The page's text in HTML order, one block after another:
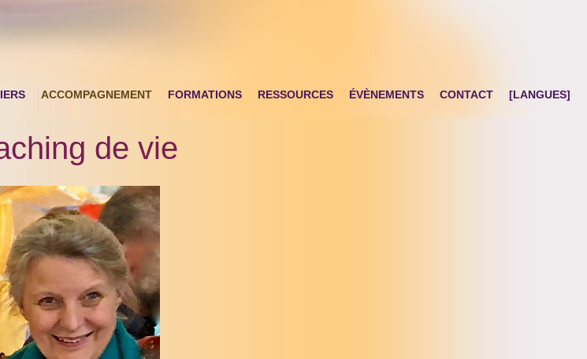
ACCOMPAGNEMENT FORMATIONS RESSOURCES ÉVÈNEMENTS CONTACT [LANGUES]
de vie